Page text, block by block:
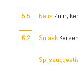
5,5 Neus Zuur,
6,2 Smaak